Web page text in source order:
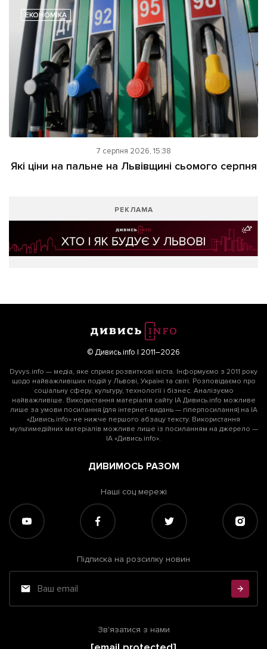
ЕКОНОМІКА
7 серпня 2026, 15:38
Які ціни на пальне на Львівщині сьомого серпня
РЕКЛАМА
© Дивись.info | 2011–2026
Dyvys.info — медіа, яке сприяє розвиткові міста. Інформуємо з 2011 року
щодо найважливіших подій у Львові, Україні та світі. Розповідаємо про
соціальну сферу, культуру, технології і бізнес. Аналізуємо
найважливіше. Використання матеріалів сайту ІА Дивись.info можливе
лише за умови посилання (для інтернет-видань — гіперпосилання) на ІА
«Дивись.info» не нижче першого абзацу тексту. Використання
мультимедійних матеріалів можливе лише із посиланням на джерело —
ІА «Дивись.info».
ДИВИМОСЬ РАЗОМ
Наші соц мережі
Підписка на розсилку новин
Зв'язатися з нами